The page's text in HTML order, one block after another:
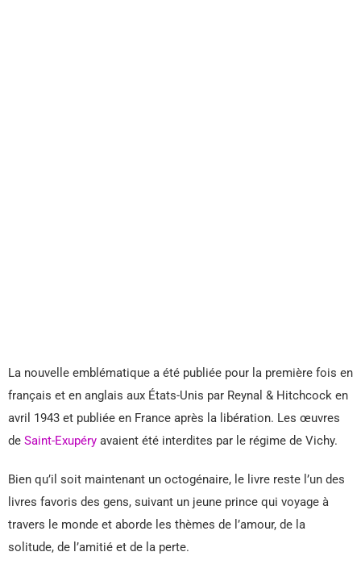
La nouvelle emblématique a été publiée pour la première fois en
français et en anglais aux États-Unis par Reynal & Hitchcock en
avril 1943 et publiée en France après la libération. Les œuvres
de Saint-Exupéry avaient été interdites par le régime de Vichy.
Bien qu’il soit maintenant un octogénaire, le livre reste l’un des
livres favoris des gens, suivant un jeune prince qui voyage à
travers le monde et aborde les thèmes de l’amour, de la
solitude, de l’amitié et de la perte.